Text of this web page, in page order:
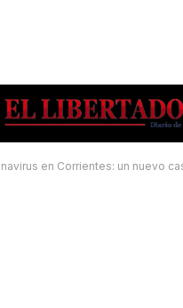
en Corrientes: un nuevo caso en